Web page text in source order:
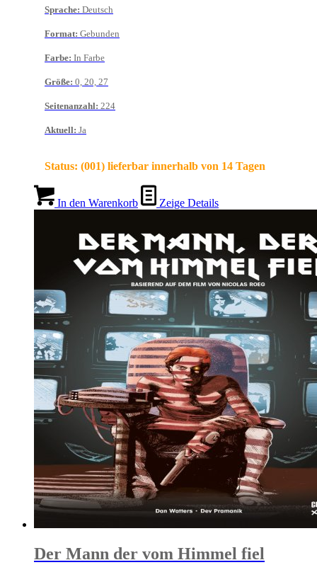
Sprache: Deutsch
Format: Gebunden
Farbe: In Farbe
Größe: 0, 20, 27
Seitenanzahl: 224
Aktuell: Ja
Status: (001) lieferbar innerhalb von 14 Tagen
In den Warenkorb Zeige Details
Der Mann der vom Himmel fiel